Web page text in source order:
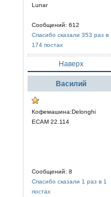
Lunar
Сообщений: 612
Спасибо сказали 353 раз в
174 постах
Наверх
Вaсилий
Кофемашина:Delonghi
ECAM 22.114
Сообщений: 8
Спасибо сказали 1 раз в 1
постах